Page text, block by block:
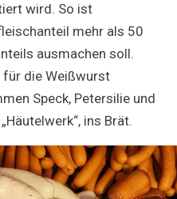
wird. So ist
mehr als 50
ausmachen soll.
die Weißwurst
Speck, Petersilie und
ins Brät.